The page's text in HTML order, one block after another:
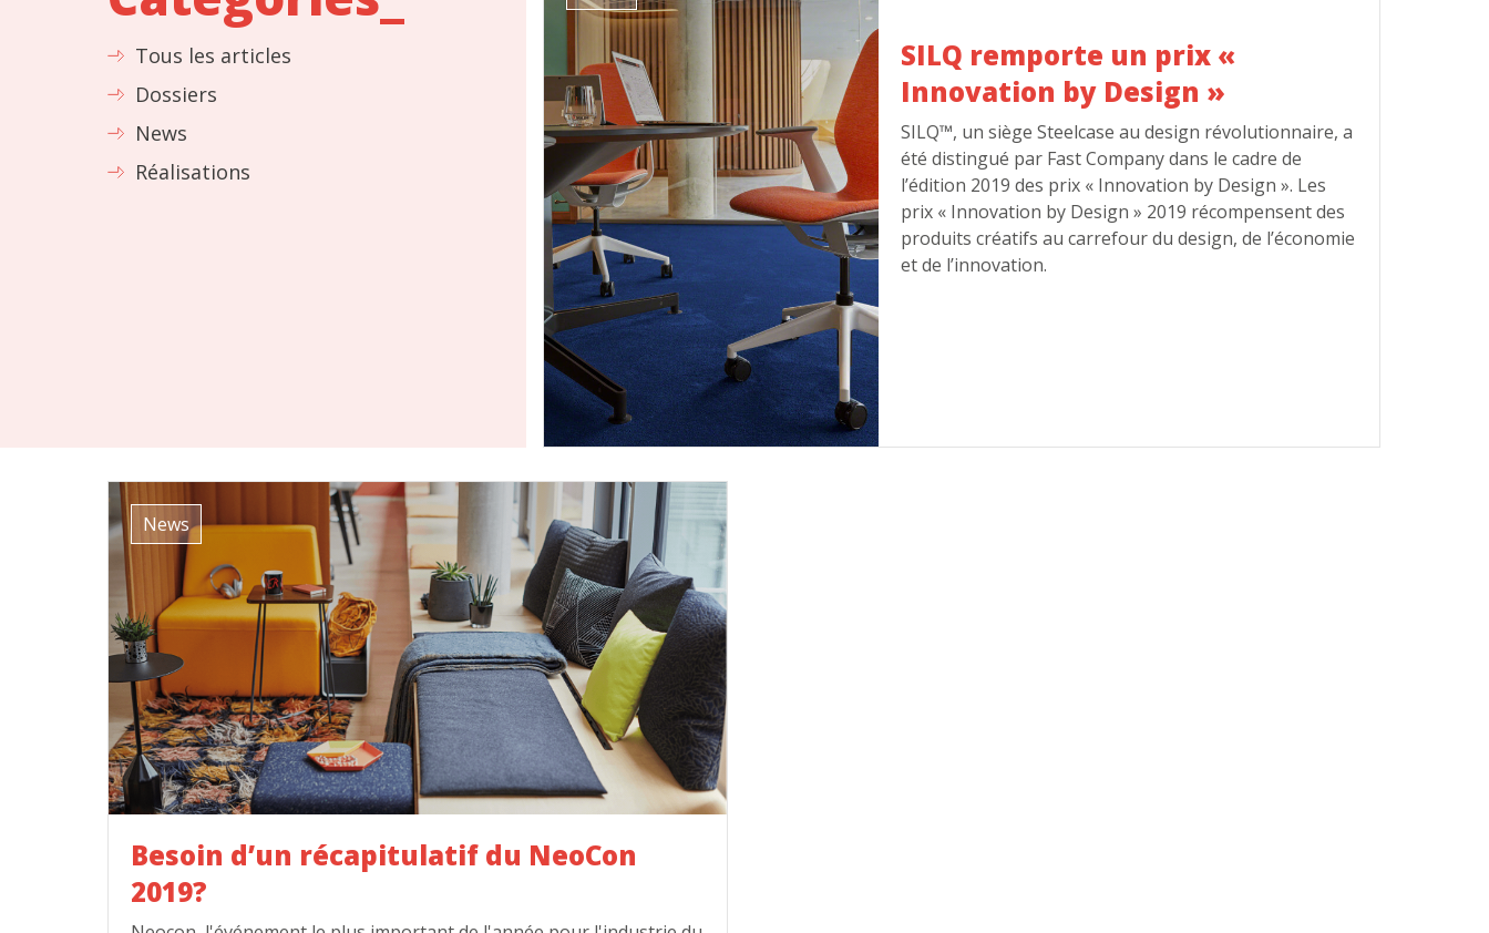
Tous les articles
Dossiers
News
Réalisations
SILQ remporte un prix «
Innovation by Design »
SILQ™, un siège Steelcase au design révolutionnaire, a
été distingué par Fast Company dans le cadre de
l’édition 2019 des prix « Innovation by Design ». Les
prix « Innovation by Design » 2019 récompensent des
produits créatifs au carrefour du design, de l’économie
et de l’innovation.
News
Besoin d’un récapitulatif du NeoCon
2019?